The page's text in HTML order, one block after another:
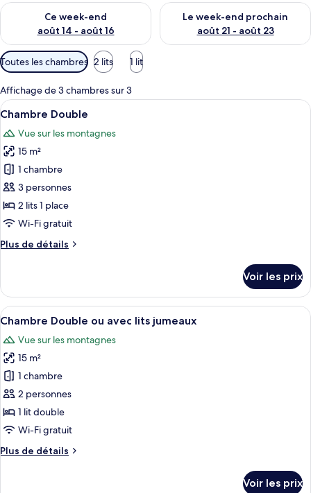
Ce week-end
août 14 - août 16
Vérifier la disponibilité pour ce week-end août 14 - août 16
Le week-end prochain
août 21 - août 23
Vérifier la disponibilité pour
Filtres
disponibles
pour
les
chambres
Toutes les chambres 2 lits 1 lit
Affichage de 3 chambres sur 3
Afficher
toutes
les
photos
pour
ce
type
de
chambre :
Chambre
Chambre Double | Minibar, coffres-
5
Chambre Double
Vue sur les montagnes
15 m²
1 chambre
3 personnes
2 lits 1 place
Wi-Fi gratuit
Plus de détails
Plus
le
type
de
Chambre
Double
Voir les prix
Afficher
toutes
les
photos
pour
ce
type
de
chambre :
Chambre
Chambre Double ou avec lits
5
Chambre Double ou avec lits jumeaux
Vue sur les montagnes
15 m²
1 chambre
2 personnes
1 lit double
Wi-Fi gratuit
Plus de détails
Plus
Voir les prix